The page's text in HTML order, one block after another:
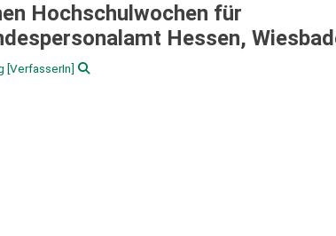
Hochschulwochen für
Hessen,
[VerfasserIn]